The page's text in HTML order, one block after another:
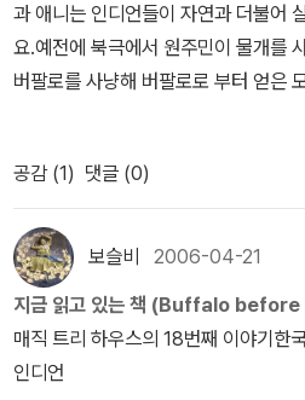
과 애니는 인디언들이 자연과 더불어
요.예전에 북극에서 원주민이 물개를
버팔로를 사냥해 버팔로로 부터 얻은
애니의 가이드북을 통해서 아니 자신
요.버팔라도 인디언도 곧 대초원에서
직히 깨어있는 미국인이라면 자신들
만행에 대해서 부끄러워하고 있습니다
살에 가까웠어요.지금은 인디언 보호
만 아직 많은것들이 부족하지요.잭과
대해 좀 더 다루지 못한것이 좀 아쉬웠
인디언들이 가지고 있는 사고와 생활
공감 (1) 댓글 (0)
보슬비 2006-04-21
지금 읽고 있는 책 (Buffalo
매직 트리 하우스의 18번째 이야기한
인디언